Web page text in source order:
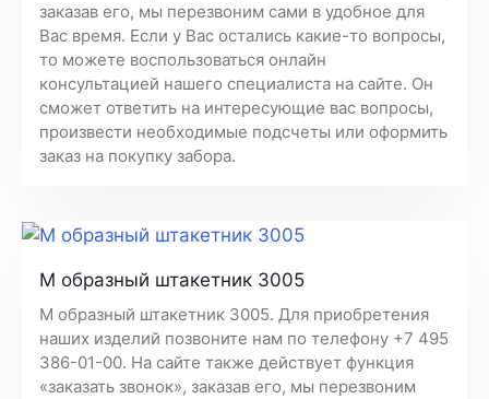
заказав его, мы перезвоним сами в удобное для
Вас время. Если у Вас остались какие-то вопросы,
то можете воспользоваться онлайн
консультацией нашего специалиста на сайте. Он
сможет ответить на интересующие вас вопросы,
произвести необходимые подсчеты или оформить
заказ на покупку забора.
М образный штакетник 3005
М образный штакетник 3005. Для приобретения
наших изделий позвоните нам по телефону +7 495
386-01-00. На сайте также действует функция
«заказать звонок», заказав его, мы перезвоним